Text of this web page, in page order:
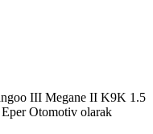
III Megane II K9K 1.5
Otomotiv olarak